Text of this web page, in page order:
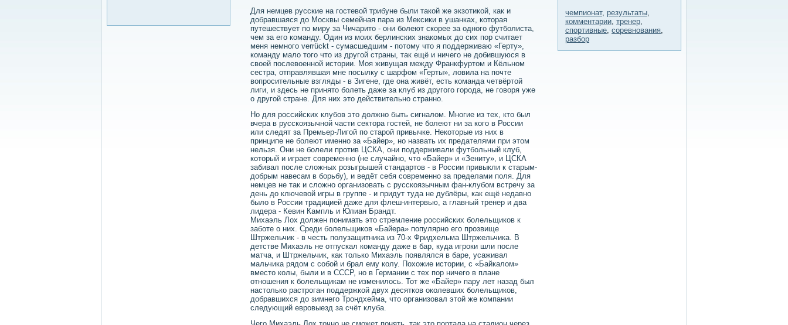
Для немцев русские на гостевой трибуне были такой же экзотикой, как и
добравшаяся до Москвы семейная пара из Мексики в ушанках, которая
путешествует по миру за Чичарито - они болеют скорее за одного футболиста,
чем за его команду. Один из моих берлинских знакомых до сих пор считает
меня немного verrückt - сумасшедшим - потому что я поддерживаю «Герту»,
команду мало того что из другой страны, так ещё и ничего не добившуюся в
своей послевоенной истории. Моя живущая между Франкфуртом и Кёльном
сестра, отправлявшая мне посылку с шарфом «Герты», ловила на почте
вопросительные взгляды - в Зигене, где она живёт, есть команда четвёртой
лиги, и здесь не принято болеть даже за клуб из другого города, не говоря уже
о другой стране. Для них это действительно странно.
Но для российских клубов это должно быть сигналом. Многие из тех, кто был
вчера в русскоязычной части сектора гостей, не болеют ни за кого в России
или следят за Премьер-Лигой по старой привычке. Некоторые из них в
принципе не болеют именно за «Байер», но назвать их предателями при этом
нельзя. Они не болели против ЦСКА, они поддерживали футбольный клуб,
который и играет современно (не случайно, что «Байер» и «Зениту», и ЦСКА
забивал после сложных розыгрышей стандартов - в России привыкли к старым-
добрым навесам в борьбу), и ведёт себя современно за пределами поля. Для
немцев не так и сложно организовать с русскоязычным фан-клубом встречу за
день до ключевой игры в группе - и придут туда не дублёры, как ещё недавно
было в России традицией даже для флеш-интервью, а главный тренер и два
лидера - Кевин Кампль и Юлиан Брандт.
Михаэль Лох должен понимать это стремление российских болельщиков к
заботе о них. Среди болельщиков «Байера» популярно его прозвище
Штржельчик - в честь полузащитника из 70-х Фридхельма Штржельчика. В
детстве Михаэль не отпускал команду даже в бар, куда игроки шли после
матча, и Штржельчик, как только Михаэль появлялся в баре, усаживал
мальчика рядом с собой и брал ему колу. Похожие истории, с «Байкалом»
вместо колы, были и в СССР, но в Германии с тех пор ничего в плане
отношения к болельщикам не изменилось. Тот же «Байер» пару лет назад был
настолько растроган поддержкой двух десятков околевших болельщиков,
добравшихся до зимнего Трондхейма, что организовал этой же компании
следующий евровыезд за счёт клуба.
чемпионат, результаты,
комментарии, тренер,
спортивные, соревнования,
разбор